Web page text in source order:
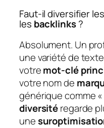
Faut-il diversifier
les backlinks?
Absolument. Un
une variété de
votremot-clé
votre nom de
générique comme
diversitéregarde
une